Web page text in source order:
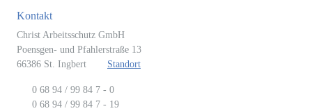
Kontakt
Christ Arbeitsschutz GmbH
Poensgen- und Pfahlerstraße 13
66386 St. Ingbert
Standort
0 68 94 / 99 84 7 - 0
0 68 94 / 99 84 7 - 19